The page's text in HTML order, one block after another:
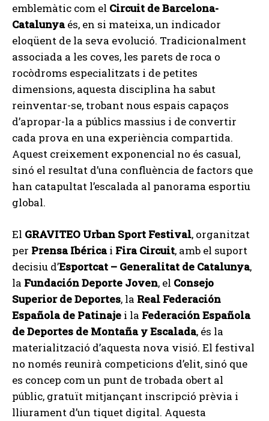
emblemàtic com el Circuit de Barcelona-
Catalunyaés, en si mateixa, un indicador
eloqüent de la seva evolució. Tradicionalment
associada a les coves, les parets de roca o
rocòdroms especialitzats i de petites
dimensions, aquesta disciplina ha sabut
reinventar-se, trobant nous espais capaços
d’apropar-la a públics massius i de convertir
cada prova en una experiència compartida.
Aquest creixement exponencial no és casual,
sinó el resultat d’una confluència de factors que
han catapultat l’escalada al panorama esportiu
global.
El GRAVITEO Urban Sport Festival, organitzat
per Prensa Ibéricai Fira Circuit, amb el suport
decisiu d’Esportcat – Generalitat de Catalunya,
la Fundación Deporte Joven, el Consejo
Superior de Deportes, la Real Federación
Española de Patinaje i la Federación Española
de Deportes de Montaña y Escalada, és la
materialització d’aquesta nova visió. El festival
no només reunirà competicions d’elit, sinó que
es concep com un punt de trobada obert al
públic, gratuït mitjançant inscripció prèvia i
lliurament d’un tiquet digital. Aquesta